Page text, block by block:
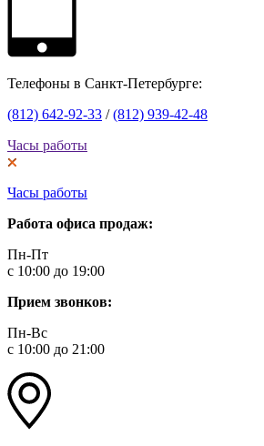
Телефоны в Санкт-Петербурге:
(812) 642-92-33 /(812) 939-42-48
Часы работы
Часы работы
Работа офиса продаж:
Пн-Пт
с 10:00 до 19:00
Прием звонков:
Пн-Вс
с 10:00 до 21:00